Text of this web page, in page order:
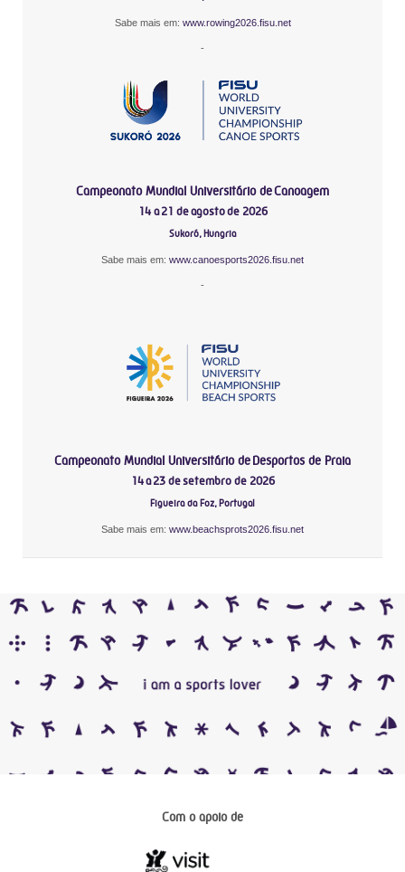
Sabe mais em: www.rowing2026.fisu.net
-
Campeonato Mundial Universitário de Canoagem
14 a 21 de agosto de 2026
Sukoró, Hungria
Sabe mais em: www.canoesports2026.fisu.net
-
Campeonato Mundial Universitário de Desportos de Praia
14 a 23 de setembro de 2026
Figueira da Foz, Portugal
Sabe mais em: www.beachsprots2026.fisu.net
Com o apoio de